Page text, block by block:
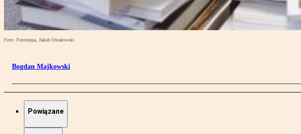
Foto: Fotorzepa, Jakub Ostałowski
Bogdan Majkowski
Powiązane